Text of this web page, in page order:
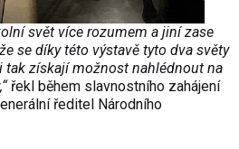
svět více rozumem a jiní zase
se díky této výstavě tyto dva světy
tak získají možnost nahlédnout na
řekl během slavnostního zahájení
ředitel Národního